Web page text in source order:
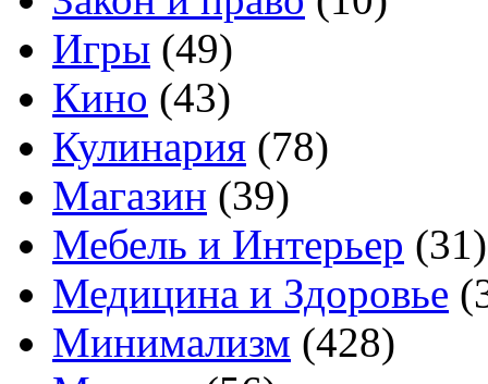
Игры (49)
Кино (43)
Кулинария (78)
Магазин (39)
Мебель и Интерьер (31)
Медицина и Здоровье
Минимализм (428)